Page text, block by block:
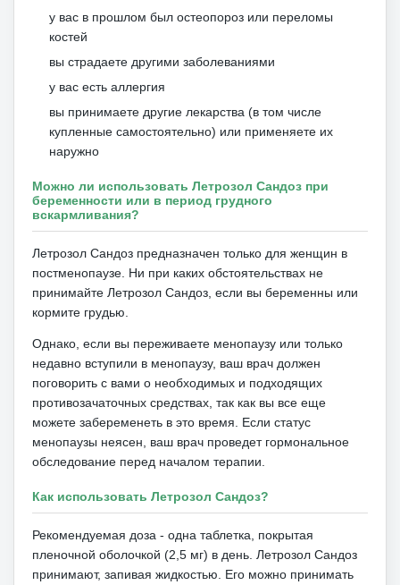
у вас в прошлом был остеопороз или переломы
костей
вы страдаете другими заболеваниями
у вас есть аллергия
вы принимаете другие лекарства (в том числе
купленные самостоятельно) или применяете их
наружно
Можно ли использовать Летрозол Сандоз при
беременности или в период грудного
вскармливания?
Летрозол Сандоз предназначен только для женщин в
постменопаузе. Ни при каких обстоятельствах не
принимайте Летрозол Сандоз, если вы беременны или
кормите грудью.
Однако, если вы переживаете менопаузу или только
недавно вступили в менопаузу, ваш врач должен
поговорить с вами о необходимых и подходящих
противозачаточных средствах, так как вы все еще
можете забеременеть в это время. Если статус
менопаузы неясен, ваш врач проведет гормональное
обследование перед началом терапии.
Как использовать Летрозол Сандоз?
Рекомендуемая доза - одна таблетка, покрытая
пленочной оболочкой (2,5 мг) в день. Летрозол Сандоз
принимают, запивая жидкостью. Его можно принимать